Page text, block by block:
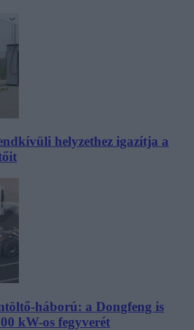
helyzethez igazítja a
háború: a Dongfeng is
kW-os fegyverét